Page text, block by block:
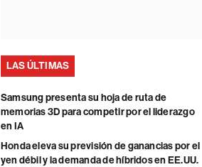
LAS ÚLTIMAS
Samsung presenta su hoja de ruta de
memorias 3D para competir por el liderazgo
en IA
Honda eleva su previsión de ganancias por el
yen débil y la demanda de híbridos en EE.UU.